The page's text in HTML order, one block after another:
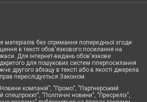
матеріалів без отримання попередньої згоди
в тексті обов'язкового посилання на
Для інтернет-видань обов'язкове
для пошукових систем гіперпосилання
другого абзацу в тексті або в якості джерела.
переслідується Законом.
компаній", "Промо", "Партнерський
спецпроєкт", "Політичні новини", "Пресреліз",